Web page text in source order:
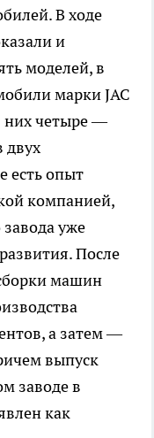
В ходе
и
моделей, в
марки JAC
них четыре —
двух
есть опыт
компанией,
уже
После
машин
а затем —
выпуск
заводе в
как